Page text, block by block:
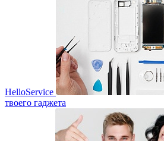
HelloService
твоего гаджета